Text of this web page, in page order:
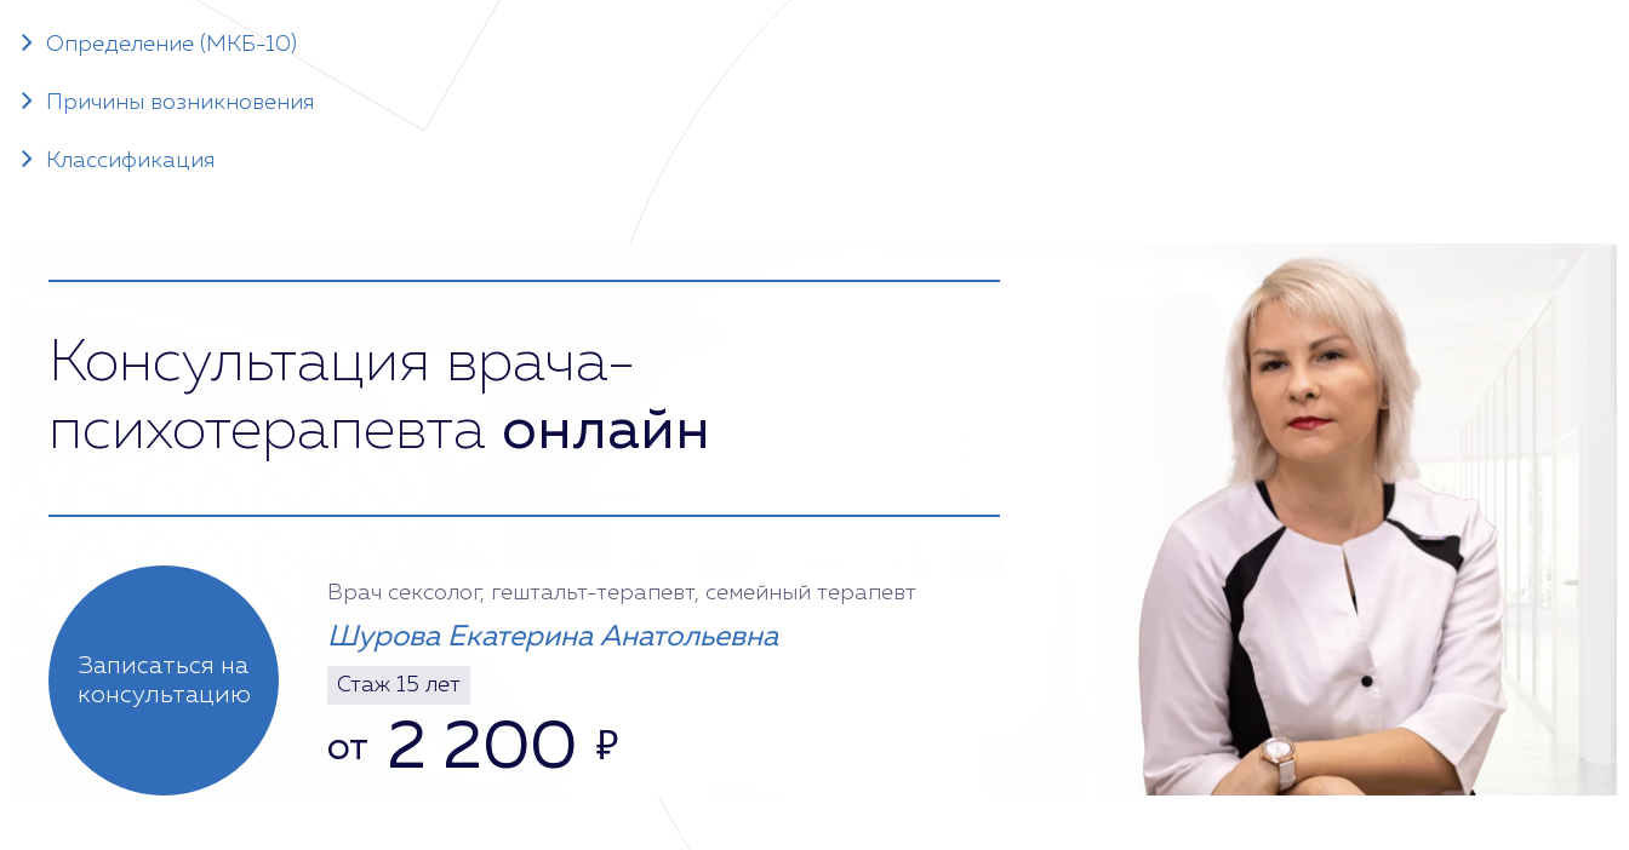
Определение (МКБ-10)
Причины возникновения
Классификация
Консультация врача-
психотерапевта онлайн
Записаться на
консультацию
Врач сексолог, гештальт-терапевт, семейный терапевт
Шурова Екатерина Анатольевна
Стаж 15 лет
от 2 200 ₽